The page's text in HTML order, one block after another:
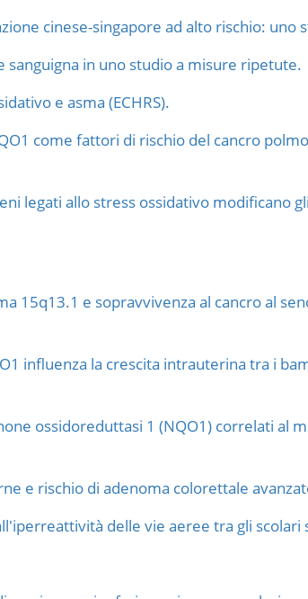
cinese-singapore ad alto rischio: uno
sanguigna in uno studio a misure ripetute.
e asma (ECHRS).
come fattori di rischio del cancro
legati allo stress ossidativo modificano
15q13.1 e sopravvivenza al cancro al
influenza la crescita intrauterina tra i
ossidoreduttasi 1 (NQO1) correlati al
e rischio di adenoma colorettale
delle vie aeree tra gli scolari